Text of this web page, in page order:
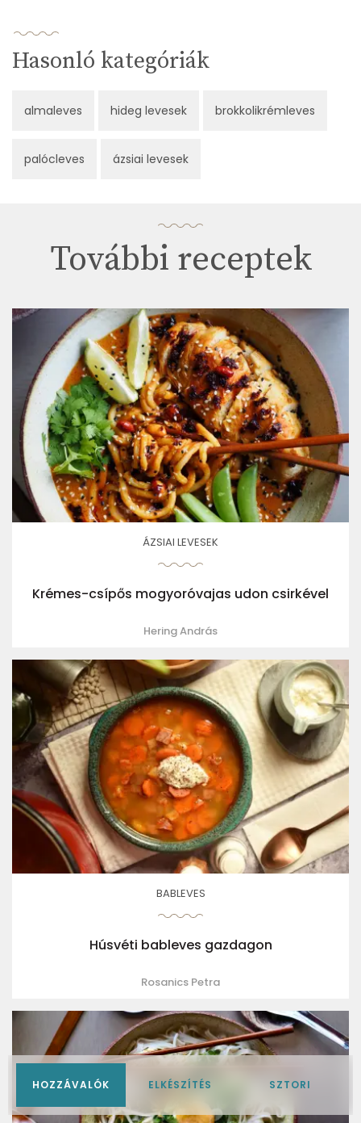
HOZZÁVALÓK ELKÉSZÍTÉS SZTORI
Hasonló kategóriák
almaleves hideg levesek brokkolikrémleves
palócleves ázsiai levesek
További receptek
ÁZSIAI LEVESEK
Krémes-csípős mogyoróvajas udon csirkével
Hering András
BABLEVES
Húsvéti bableves gazdagon
Rosanics Petra